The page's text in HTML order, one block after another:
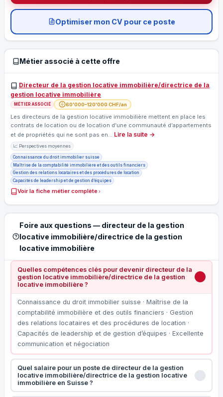
Optimiser mon CV pour ce poste
Métier associé à cette offre
Directeur de la gestion locative immobilière/directrice de la
gestion locative immobilière
MÉTIER ASSOCIÉ 60'000–120'000 CHF/an
Les directeurs de la gestion locative immobilière mettent en place les
contrats de location ou de location d’une communauté d’appartements
et de propriétés qui ne sont pas en… Lire la suite →
📈 Perspectives moyennes
Connaissance du droit immobilier suisse
Maîtrise de la comptabilité immobilière et des outils financiers
Gestion des relations locataires et des procédures de location
Capacités de leadership et de gestion d’équipes
Voir la fiche métier complète
Foire aux questions — directeur de la gestion
locative immobilière/directrice de la gestion
locative immobilière
Quelles compétences clés pour devenir directeur de la
gestion locative immobilière/directrice de la gestion
locative immobilière ?
Connaissance du droit immobilier suisse · Maîtrise de la
comptabilité immobilière et des outils financiers · Gestion
des relations locataires et des procédures de location ·
Capacités de leadership et de gestion d’équipes · Excellente
communication et négociation
Quel salaire pour un poste de directeur de la gestion
locative immobilière/directrice de la gestion locative
immobilière en Suisse ?